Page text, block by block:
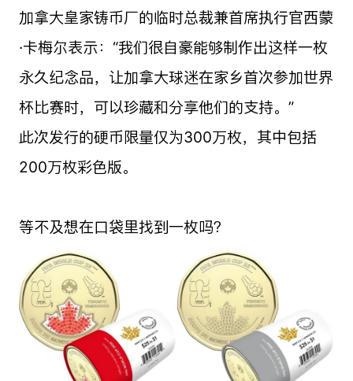
加拿大皇家铸币厂的临时总裁兼首席执行官西蒙
·卡梅尔表示：“我们很自豪能够制作出这样一枚
永久纪念品，让加拿大球迷在家乡首次参加世界
杯比赛时，可以珍藏和分享他们的支持。”
此次发行的硬币限量仅为300万枚，其中包括
200万枚彩色版。
等不及想在口袋里找到一枚吗？